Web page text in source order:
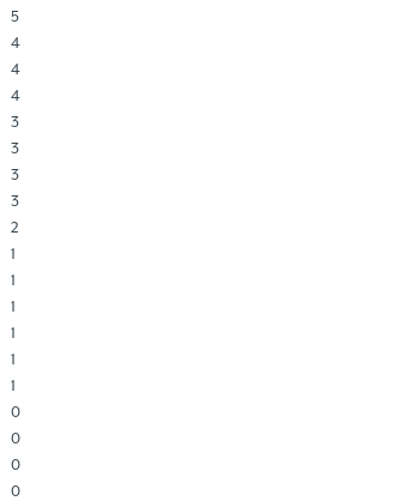
5
4
4
4
3
3
3
3
2
1
1
1
1
1
1
0
0
0
0